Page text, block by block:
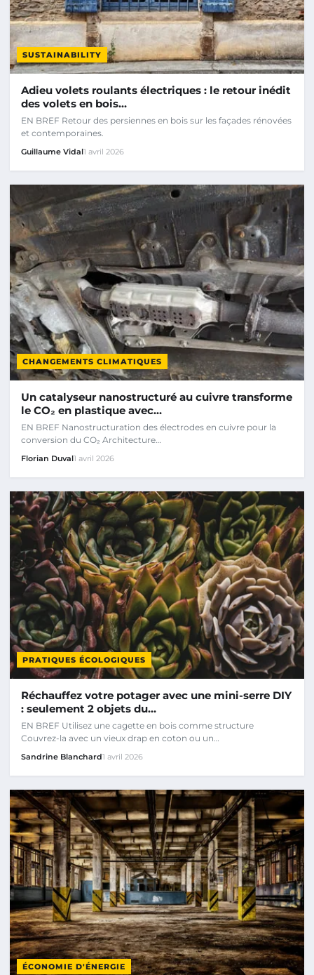
SUSTAINABILITY
Adieu volets roulants électriques : le retour inédit
des volets en bois…
EN BREF Retour des persiennes en bois sur les façades rénovées
et contemporaines.
Guillaume Vidal1 avril 2026
CHANGEMENTS CLIMATIQUES
Un catalyseur nanostructuré au cuivre transforme
le CO₂ en plastique avec…
EN BREF Nanostructuration des électrodes en cuivre pour la
conversion du CO₂ Architecture…
Florian Duval1 avril 2026
PRATIQUES ÉCOLOGIQUES
Réchauffez votre potager avec une mini-serre DIY
: seulement 2 objets du…
EN BREF Utilisez une cagette en bois comme structure
Couvrez-la avec un vieux drap en coton ou un…
Sandrine Blanchard1 avril 2026
ÉCONOMIE D'ÉNERGIE